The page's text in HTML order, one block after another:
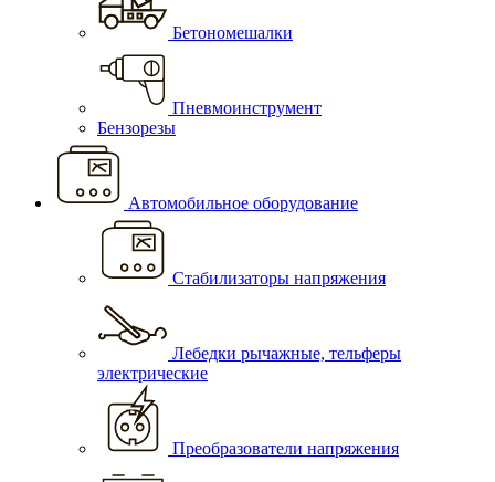
Бетономешалки
Пневмоинструмент
Бензорезы
Автомобильное оборудование
Стабилизаторы напряжения
Лебедки рычажные, тельферы
электрические
Преобразователи напряжения